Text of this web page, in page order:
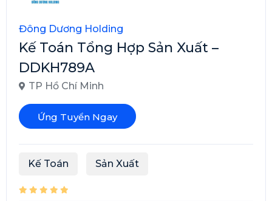
Đông Dương Holding
Kế Toán Tổng Hợp Sản Xuất –
DDKH789A
TP Hồ Chí Minh
Ứng Tuyển Ngay
Kế Toán Sản Xuất